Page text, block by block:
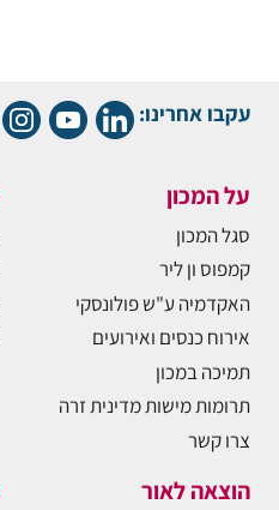
עקבו אחרינו:
על המכון
סגל המכון
קמפוס ון ליר
האקדמיה ע"ש פולונסקי
אירוח כנסים ואירועים
תמיכה במכון
תרומות מישות מדינית זרה
צרו קשר
הוצאה לאור